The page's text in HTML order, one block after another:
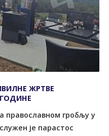
ЖРТВЕ
православном гробљу у
је парастос